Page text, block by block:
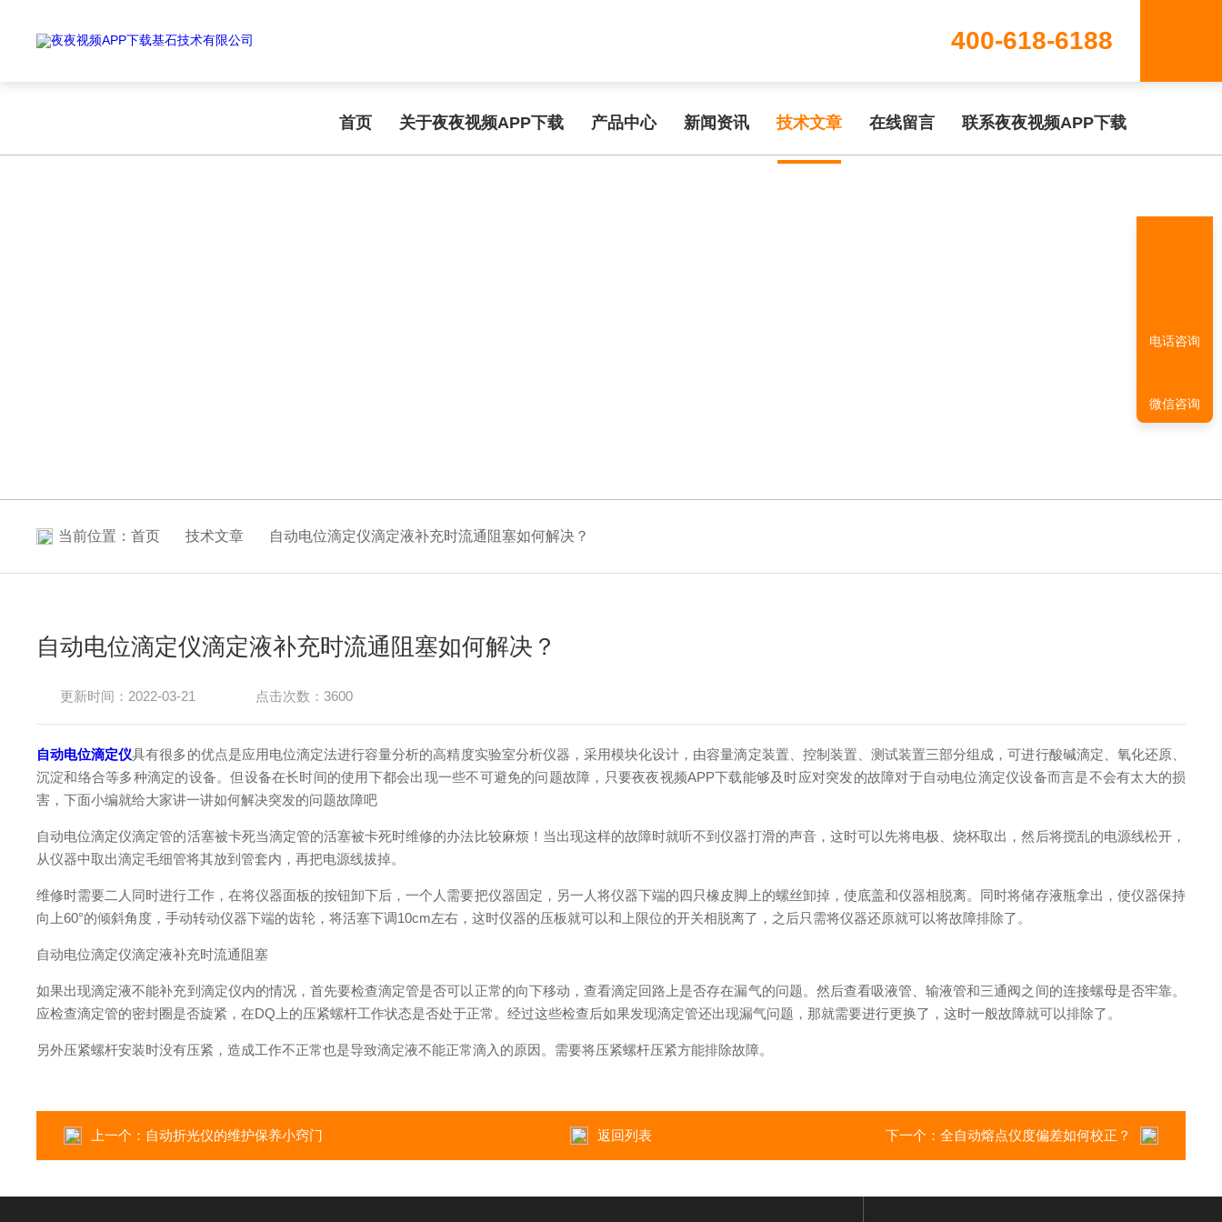
Warning: file_put_contents(./cachefile_yuan/shendoushi.net/cache/41/aff21/454ee.html): failed to open stream: No such file or directory in /www/wwwroot/T1.COM/func.phpon line115
400-618-6188
首页 关于夜夜视频APP下载 产品中心 新闻资讯 技术文章 在线留言 联系夜夜视频APP下载
当前位置： 首页 技术文章 自动电位滴定仪滴定液补充时流通阻塞如何解决？
自动电位滴定仪滴定液补充时流通阻塞如何解决？
更新时间：2022-03-21 点击次数：3600
自动电位滴定仪具有很多的优点是应用电位滴定法进行容量分析的高精度实验室分析仪器，采用模块化设计，由容量滴定装置、控制装置、测试装置三部分组成，可进行酸碱滴定、氧化还原、
沉淀和络合等多种滴定的设备。但设备在长时间的使用下都会出现一些不可避免的问题故障，只要夜夜视频APP下载能够及时应对突发的故障对于自动电位滴定仪设备而言是不会有太大的损
害，下面小编就给大家讲一讲如何解决突发的问题故障吧
自动电位滴定仪滴定管的活塞被卡死当滴定管的活塞被卡死时维修的办法比较麻烦！当出现这样的故障时就听不到仪器打滑的声音，这时可以先将电极、烧杯取出，然后将搅乱的电源线松开，
从仪器中取出滴定毛细管将其放到管套内，再把电源线拔掉。
维修时需要二人同时进行工作，在将仪器面板的按钮卸下后，一个人需要把仪器固定，另一人将仪器下端的四只橡皮脚上的螺丝卸掉，使底盖和仪器相脱离。同时将储存液瓶拿出，使仪器保持
向上60°的倾斜角度，手动转动仪器下端的齿轮，将活塞下调10cm左右，这时仪器的压板就可以和上限位的开关相脱离了，之后只需将仪器还原就可以将故障排除了。
自动电位滴定仪滴定液补充时流通阻塞
如果出现滴定液不能补充到滴定仪内的情况，首先要检查滴定管是否可以正常的向下移动，查看滴定回路上是否存在漏气的问题。然后查看吸液管、输液管和三通阀之间的连接螺母是否牢靠。
应检查滴定管的密封圈是否旋紧，在DQ上的压紧螺杆工作状态是否处于正常。经过这些检查后如果发现滴定管还出现漏气问题，那就需要进行更换了，这时一般故障就可以排除了。
另外压紧螺杆安装时没有压紧，造成工作不正常也是导致滴定液不能正常滴入的原因。需要将压紧螺杆压紧方能排除故障。
上一个： 自动折光仪的维护保养小窍门 返回列表 下一个： 全自动熔点仪度偏差如何校正？
电话咨询
微信咨询